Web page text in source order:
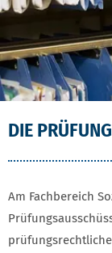
DIE
Am Fachbereich